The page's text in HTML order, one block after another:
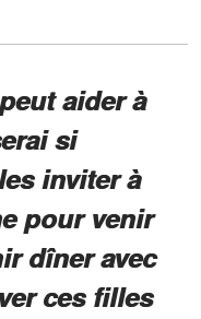
aider à
si
inviter à
pour venir
dîner avec
ces filles